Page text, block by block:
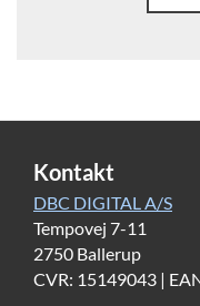
Kontakt
DBC DIGITAL A/S
Tempovej 7-11
2750 Ballerup
CVR: 15149043 |